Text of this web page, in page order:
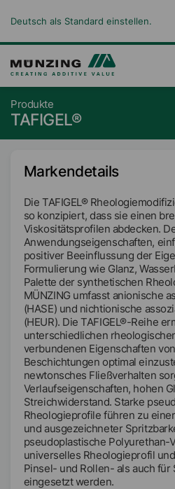
Deutsch als Standard einstellen.
Produkte
TAFIGEL®
Markendetails
Die TAFIGEL®
so konzipiert, dass sie einen
Viskositätsprofilen abdecken.
Anwendungseigenschaften,
positiver Beeinflussung der
Formulierung wie Glanz,
Palette der synthetischen
MÜNZING umfasst anionische
(HASE) und nichtionische
(HEUR). Die TAFIGEL®-Reihe
unterschiedlichen
verbundenen Eigenschaften
Beschichtungen optimal
newtonsches Fließverhalten
Verlaufseigenschaften, hohen
Streichwiderstand. Starke pseudoplastische
Rheologieprofile führen zu
und ausgezeichneter
pseudoplastische Polyurethan-
universelles Rheologieprofil
Pinsel- und Rollen- als auch
eingesetzt werden.